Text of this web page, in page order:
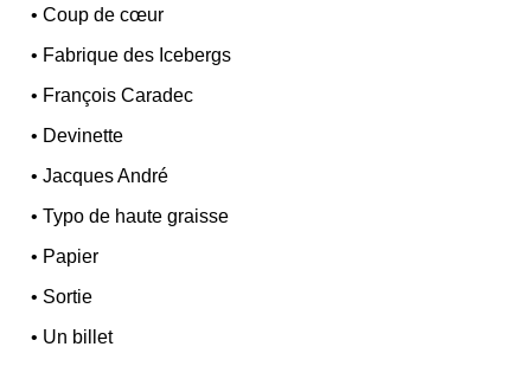
•Coup de cœur
• Fabrique des Icebergs
• François Caradec
• Devinette
•Jacques André
•Typo de haute graisse
• Papier
• Sortie
• Un billet